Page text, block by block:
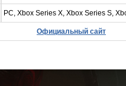
PC, Xbox Series X, Xbox Series S,
Официальный сайт